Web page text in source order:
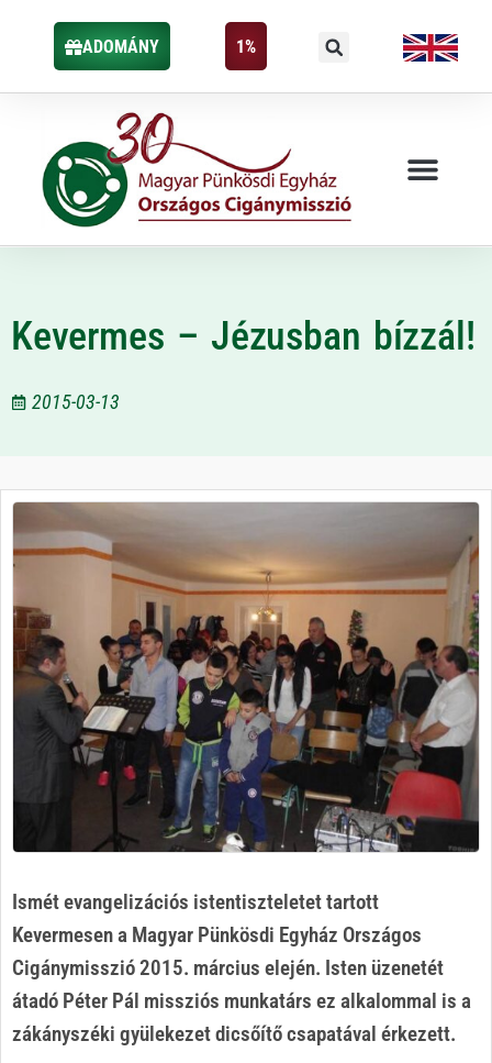
ADOMÁNY 1%
Kevermes – Jézusban bízzál!
2015-03-13
Ismét evangelizációs istentiszteletet tartott
Kevermesen a Magyar Pünkösdi Egyház Országos
Cigánymisszió 2015. március elején. Isten üzenetét
átadó Péter Pál missziós munkatárs ez alkalommal is a
zákányszéki gyülekezet dicsőítő csapatával érkezett.